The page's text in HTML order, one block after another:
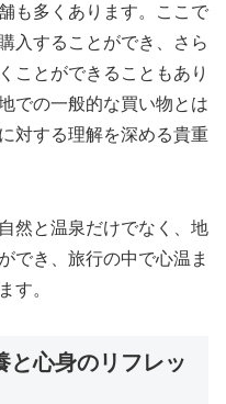
も多くあります。ここで
入することができ、さら
ことができることもあり
での一般的な買い物とは
対する理解を深める貴重
然と温泉だけでなく、地
でき、旅行の中で心温ま
す。
と心身のリフレッ